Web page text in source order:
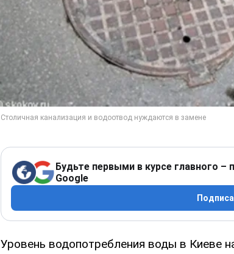
Будьте первыми в курсе главного –
Google
Уровень водопотребления воды в Киеве